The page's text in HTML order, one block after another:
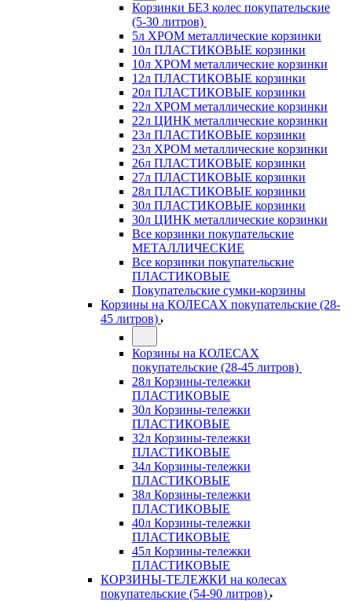
Корзинки БЕЗ колес покупательские
(5-30 литров)
5л ХРОМ металлические корзинки
10л ПЛАСТИКОВЫЕ корзинки
10л ХРОМ металлические корзинки
12л ПЛАСТИКОВЫЕ корзинки
20л ПЛАСТИКОВЫЕ корзинки
22л ХРОМ металлические корзинки
22л ЦИНК металлические корзинки
23л ПЛАСТИКОВЫЕ корзинки
23л ХРОМ металлические корзинки
26л ПЛАСТИКОВЫЕ корзинки
27л ПЛАСТИКОВЫЕ корзинки
28л ПЛАСТИКОВЫЕ корзинки
30л ПЛАСТИКОВЫЕ корзинки
30л ЦИНК металлические корзинки
Все корзинки покупательские
МЕТАЛЛИЧЕСКИЕ
Все корзинки покупательские
ПЛАСТИКОВЫЕ
Покупательские сумки-корзины
Корзины на КОЛЕСАХ покупательские (28-
45 литров)
Корзины на КОЛЕСАХ
покупательские (28-45 литров)
28л Корзины-тележки
ПЛАСТИКОВЫЕ
30л Корзины-тележки
ПЛАСТИКОВЫЕ
32л Корзины-тележки
ПЛАСТИКОВЫЕ
34л Корзины-тележки
ПЛАСТИКОВЫЕ
38л Корзины-тележки
ПЛАСТИКОВЫЕ
40л Корзины-тележки
ПЛАСТИКОВЫЕ
45л Корзины-тележки
ПЛАСТИКОВЫЕ
КОРЗИНЫ-ТЕЛЕЖКИ на колесах
покупательские (54-90 литров)